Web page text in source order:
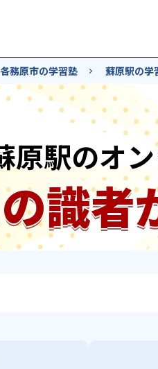
各務原市の学習塾 蘇原駅の学
原駅のオ
識者